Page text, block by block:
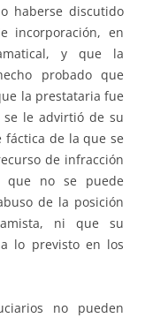
haberse discutido
incorporación, en
y que la
probado que
la prestataria fue
le advirtió de su
fáctica de la que se
de infracción
que no se puede
de la posición
ni que su
lo previsto en los
no pueden